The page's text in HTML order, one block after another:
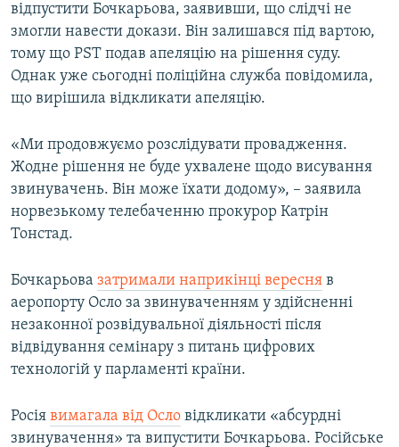
відпустити Бочкарьова, заявивши, що слідчі не
змогли навести докази. Він залишався під вартою,
тому що PST подав апеляцію на рішення суду.
Однак уже сьогодні поліційна служба повідомила,
що вирішила відкликати апеляцію.
«Ми продовжуємо розслідувати провадження.
Жодне рішення не буде ухвалене щодо висування
звинувачень. Він може їхати додому», – заявила
норвезькому телебаченню прокурор Катрін
Тонстад.
Бочкарьова затримали наприкінці вересня в
аеропорту Осло за звинуваченням у здійсненні
незаконної розвідувальної діяльності після
відвідування семінару з питань цифрових
технологій у парламенті країни.
Росія вимагала від Осло відкликати «абсурдні
звинувачення» та випустити Бочкарьова. Російське